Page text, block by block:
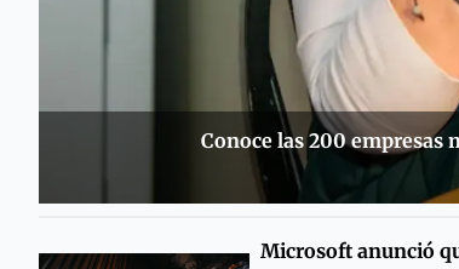
Conoce las 200 empresas
Microsoft anunció